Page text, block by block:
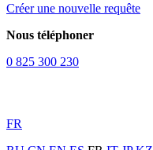
Créer une nouvelle requête
Nous téléphoner
0 825 300 230
FR